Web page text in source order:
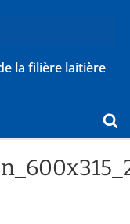
la filière laitière